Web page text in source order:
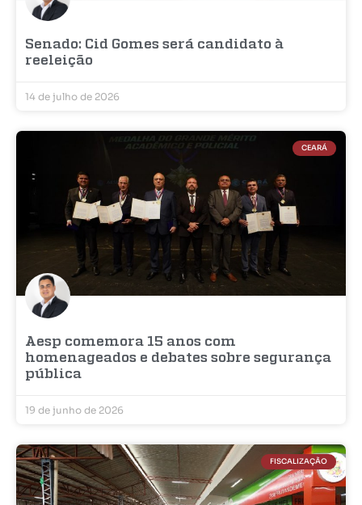
Senado: Cid Gomes será candidato à
reeleição
14 de julho de 2026
CEARÁ
Aesp comemora 15 anos com
homenageados e debates sobre segurança
pública
19 de junho de 2026
FISCALIZAÇÃO